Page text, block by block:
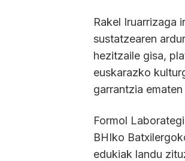
Rakel Iruarrizaga
sustatzearen
hezitzaile gisa,
euskarazko
garrantzia
Formol
BHIko
edukiak landu